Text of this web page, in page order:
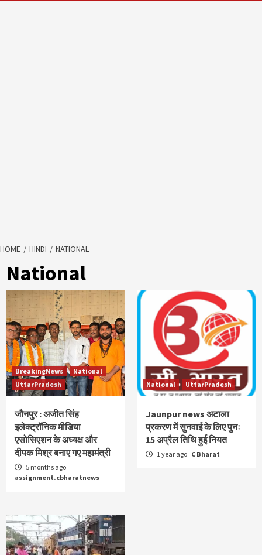
HOME HINDI NATIONAL
National
BreakingNews
National
UttarPradesh
जौनपुर : अजीत सिंह
इलेक्ट्रॉनिक मीडिया
एसोसिएशन के अध्यक्ष और
दीपक मिश्र बनाए गए महामंत्री
5 months ago
assignment.cbharatnews
National UttarPradesh
Jaunpur news अटाला
प्रकरण में सुनवाई के लिए पुनः
15 अप्रैल तिथि हुई नियत
1 year ago C Bharat